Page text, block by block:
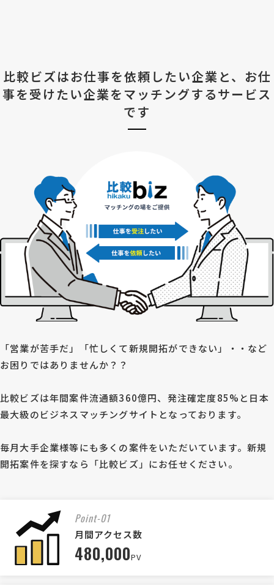
比較ビズはお仕事を依頼したい企業と、 お仕
事を受けたい企業をマッチングするサービス
です
「営業が苦手だ」「忙しくて新規開拓ができない」・・など
お困りではありませんか？？
比較ビズは年間案件流通額360億円、発注確定度85%と日本
最大級のビジネスマッチングサイトとなっております。
毎月大手企業様等にも多くの案件をいただいています。新規
開拓案件を探すなら「比較ビズ」にお任せください。
Point-01
月間アクセス数
480,000PV